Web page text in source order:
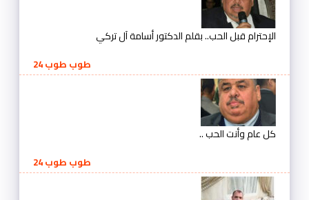
الإحترام قبل الحب.. بقلم الدكتور أسامة آل تركي
طوب طوب 24
كل عام وأنت الحب ..
طوب طوب 24